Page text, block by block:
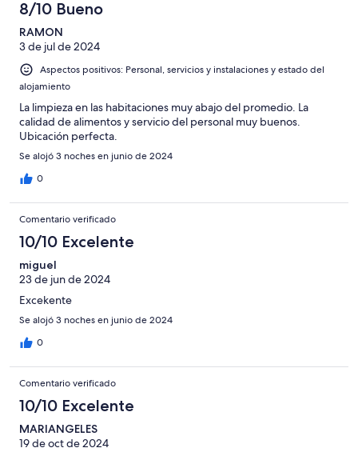
8/10 Bueno
RAMON
3 de jul de 2024
Aspectos positivos: Personal, servicios y instalaciones y estado del
alojamiento
La limpieza en las habitaciones muy abajo del promedio. La
calidad de alimentos y servicio del personal muy buenos.
Ubicación perfecta.
Se alojó 3 noches en junio de 2024
0
Comentario verificado
10/10 Excelente
miguel
23 de jun de 2024
Excekente
Se alojó 3 noches en junio de 2024
0
Comentario verificado
10/10 Excelente
MARIANGELES
19 de oct de 2024